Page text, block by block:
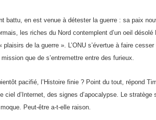
battu, en est venue à détester la guerre : sa paix
les riches du Nord contemplent d’un oeil désolé
plaisirs de la guerre ». L’ONU s’évertue à faire
mission que de s’entremettre entre des furieux.
pacifié, l’Histoire finie ? Point du tout, répond
d’Internet, des signes d’apocalypse. Le stratège
Peut-être a-t-elle raison.